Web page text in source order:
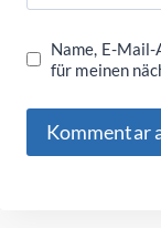
Name, E-
für meinen